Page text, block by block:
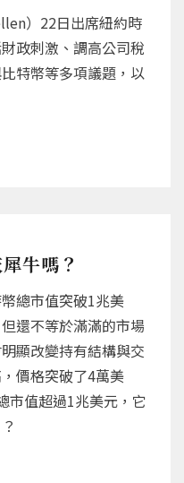
）22日出席紐約時
政刺激、調高公司稅
特幣等多項議題，以
牛嗎？
總市值突破1兆美
還不等於滿滿的市場
顯改變持有結構與交
價格突破了4萬美
市值超過1兆美元，它